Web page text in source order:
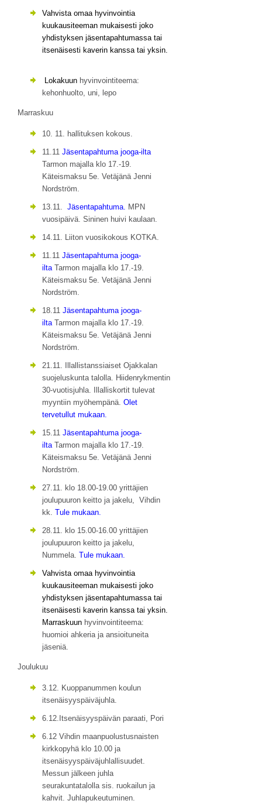
Vahvista omaa hyvinvointia
kuukausiteeman mukaisesti joko
yhdistyksen jäsentapahtumassa tai
itsenäisesti kaverin kanssa tai yksin.
Lokakuun hyvinvointiteema:
kehonhuolto, uni, lepo
Marraskuu
10. 11. hallituksen kokous.
11.11 Jäsentapahtuma jooga-ilta
Tarmon majalla klo 17.-19.
Käteismaksu 5e. Vetäjänä Jenni
Nordström.
13.11. Jäsentapahtuma. MPN
vuosipäivä. Sininen huivi kaulaan.
14.11. Liiton vuosikokous KOTKA.
11.11 Jäsentapahtuma jooga-
iltaTarmon majalla klo 17.-19.
Käteismaksu 5e. Vetäjänä Jenni
Nordström.
18.11 Jäsentapahtuma jooga-
iltaTarmon majalla klo 17.-19.
Käteismaksu 5e. Vetäjänä Jenni
Nordström.
21.11. Illallistanssiaiset Ojakkalan
suojeluskunta talolla. Hiidenrykmentin
30-vuotisjuhla. Illalliskortit tulevat
myyntiin myöhempänä. Olet
tervetullut mukaan.
15.11 Jäsentapahtuma jooga-
iltaTarmon majalla klo 17.-19.
Käteismaksu 5e. Vetäjänä Jenni
Nordström.
27.11. klo 18.00-19.00 yrittäjien
joulupuuron keitto ja jakelu, Vihdin
kk. Tule mukaan.
28.11. klo 15.00-16.00 yrittäjien
joulupuuron keitto ja jakelu,
Nummela. Tule mukaan.
Vahvista omaa hyvinvointia
kuukausiteeman mukaisesti joko
yhdistyksen jäsentapahtumassa tai
itsenäisesti kaverin kanssa tai yksin.
Marraskuun hyvinvointiteema:
huomioi ahkeria ja ansioituneita
jäseniä.
Joulukuu
3.12. Kuoppanummen koulun
itsenäisyyspäiväjuhla.
6.12.Itsenäisyyspäivän paraati, Pori
6.12 Vihdin maanpuolustusnaisten
kirkkopyhä klo 10.00 ja
itsenäisyyspäiväjuhlallisuudet.
Messun jälkeen juhla
seurakuntatalolla sis. ruokailun ja
kahvit. Juhlapukeutuminen.